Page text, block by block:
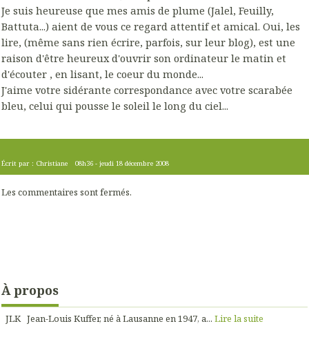
Je suis heureuse que mes amis de plume (Jalel, Feuilly,
Battuta...) aient de vous ce regard attentif et amical. Oui, les
lire, (même sans rien écrire, parfois, sur leur blog), est une
raison d'être heureux d'ouvrir son ordinateur le matin et
d'écouter , en lisant, le coeur du monde...
J'aime votre sidérante correspondance avec votre scarabée
bleu, celui qui pousse le soleil le long du ciel...
Écrit par : Christiane 08h36 -jeudi 18 décembre 2008
Les commentaires sont fermés.
À propos
JLK Jean-Louis Kuffer, né à Lausanne en 1947, a... Lire la suite